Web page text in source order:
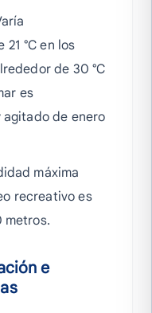
°C en los
de 30 °C
es
de enero
máxima
recreativo es
metros.
e